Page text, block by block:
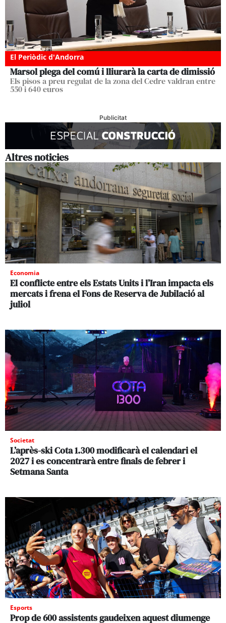
El Periòdic d'Andorra
Marsol plega del comú i lliurarà la carta de dimissió
Els pisos a preu regulat de la zona del Cedre valdran entre
550 i 640 euros
Publicitat
Altres noticies
Economia
El conflicte entre els Estats Units i l’Iran impacta els
mercats i frena el Fons de Reserva de Jubilació al
juliol
Societat
L’après-ski Cota 1.300 modificarà el calendari el
2027 i es concentrarà entre finals de febrer i
Setmana Santa
Esports
Prop de 600 assistents gaudeixen aquest diumenge